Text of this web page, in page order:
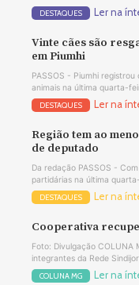
DESTAQUES Ler na
Vinte cães são
em Piumhi
PASSOS - Piumhi
animais na última quarta-
DESTAQUES Ler na
Região tem ao
de deputado
Da redação PASSOS -
partidárias na última
DESTAQUES Ler na
Cooperativa
Foto: Divulgação COLUNA
integrantes da Rede
COLUNA MG Ler na